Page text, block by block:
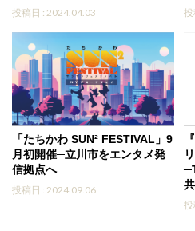
投稿日 : 2024.04.03
「たちかわ SUN² FESTIVAL」9
月初開催─立川市をエンタメ発
信拠点へ
投稿日 : 2024.09.06